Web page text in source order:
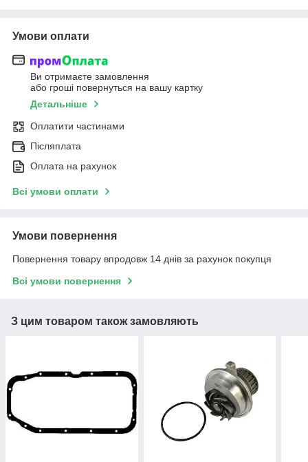
Умови оплати
Ви отримаєте замовлення
або гроші повернуться на вашу картку
Детальніше
Оплатити частинами
Післяплата
Оплата на рахунок
Всі умови оплати
Умови повернення
Повернення товару впродовж 14 днів за рахунок покупця
Всі умови повернення
З цим товаром також замовляють